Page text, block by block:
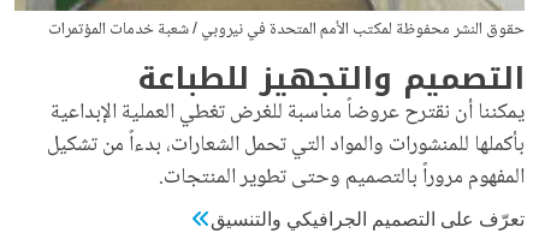
حقوق النشر محفوظة لمكتب الأمم المتحدة في نيروبي / شعبة خدمات المؤتمرات
التصميم والتجهيز للطباعة
يمكننا أن نقترح عروضاً مناسبة للغرض تغطي العملية الإبداعية
بأكملها للمنشورات والمواد التي تحمل الشعارات، بدءاً من تشكيل
المفهوم مروراً بالتصميم وحتى تطوير المنتجات.
تعرّف على التصميم الجرافيكي والتنسيق